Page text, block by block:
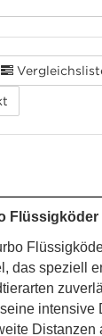
Flüssigköder
das speziell
intensive
Distanzen